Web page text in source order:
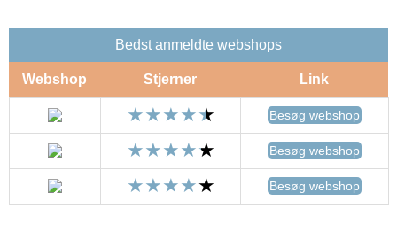
Bedst anmeldte webshops
Webshop Stjerner Link
Besøg webshop
Besøg webshop
Besøg webshop